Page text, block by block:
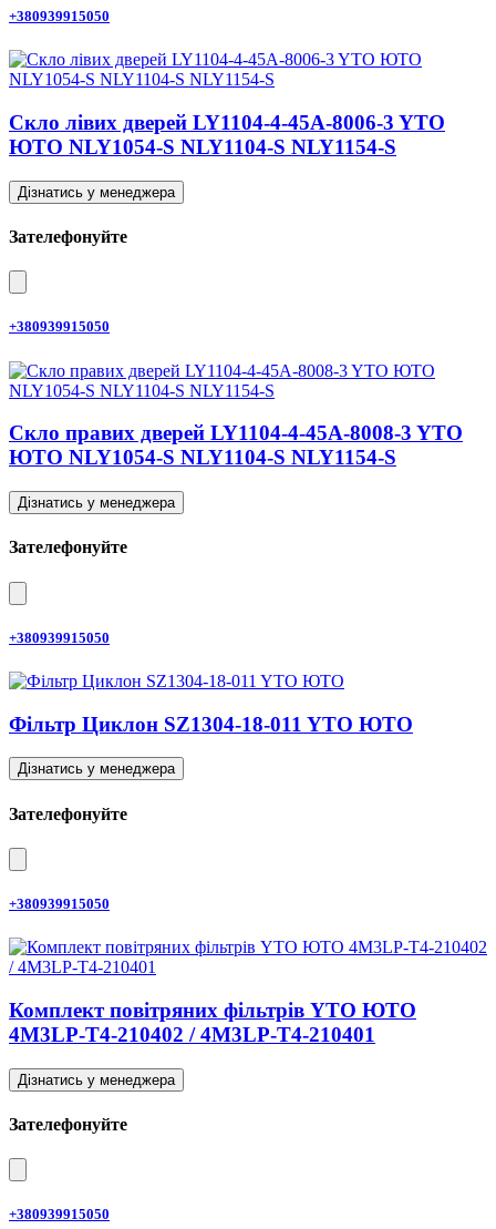
+380939915050
Скло лівих дверей LY1104-4-45A-8006-3 YTO
ЮТО NLY1054-S NLY1104-S NLY1154-S
Дізнатись у менеджера
Зателефонуйте
+380939915050
Скло правих дверей LY1104-4-45A-8008-3 YTO
ЮТО NLY1054-S NLY1104-S NLY1154-S
Дізнатись у менеджера
Зателефонуйте
+380939915050
Фільтр Циклон SZ1304-18-011 YTO ЮТО
Дізнатись у менеджера
Зателефонуйте
+380939915050
Комплект повітряних фільтрів YTO ЮТО
4M3LP-T4-210402 / 4M3LP-T4-210401
Дізнатись у менеджера
Зателефонуйте
+380939915050